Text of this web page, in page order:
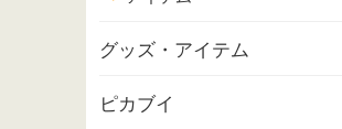
グッズ・アイテム
ピカブイ